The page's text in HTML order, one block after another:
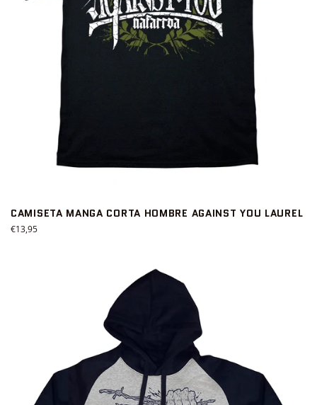
CAMISETA MANGA CORTA HOMBRE AGAINST YOU LAUREL
Precio
€13,95